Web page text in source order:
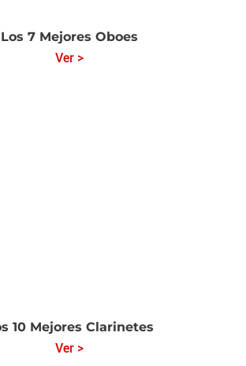
Los 7 Mejores Oboes
Ver >
10 Mejores Clarinetes
Ver >